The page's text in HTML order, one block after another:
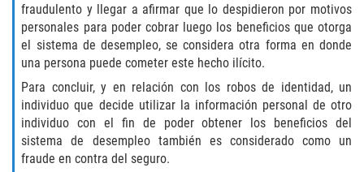
Proyecto de Ley del Senado 439
Sello de Registros Juveniles
Tribunal de Delincuencia Juvenil
Tutela de los Tribunales
fraudulento y llegar a afirmar que lo despidieron por motivos
personales para poder cobrar luego los beneficios que otorga
el sistema de desempleo, se considera otra forma en donde
una persona puede cometer este hecho ilícito.
Para concluir, y en relación con los robos de identidad, un
individuo que decide utilizar la información personal de otro
individuo con el fin de poder obtener los beneficios del
sistema de desempleo también es considerado como un
fraude en contra del seguro.